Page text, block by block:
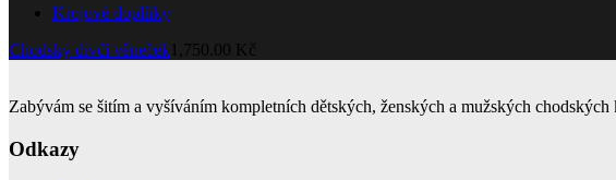
Krojové doplňky
Chodský dívčí věneček 1,750.00 Kč
Zabývám se šitím a vyšíváním kompletních dětských, ženských a mužských
Odkazy